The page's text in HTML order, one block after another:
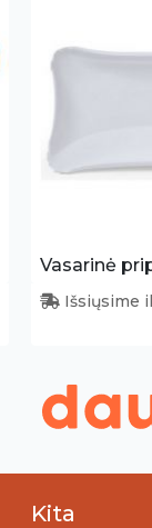
Vasarinė
Išsiųsime
Kita